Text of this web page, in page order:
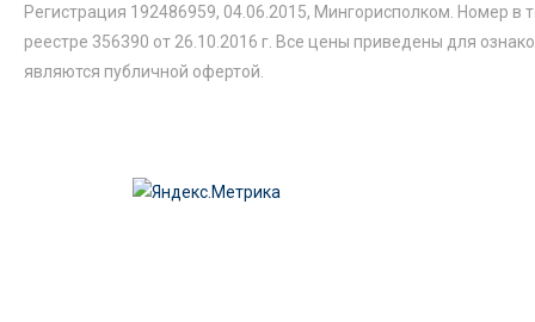
Регистрация 192486959, 04.06.2015, Мингорисполком. Номер в
реестре 356390 от 26.10.2016 г. Все цены приведены для
являются публичной офертой.